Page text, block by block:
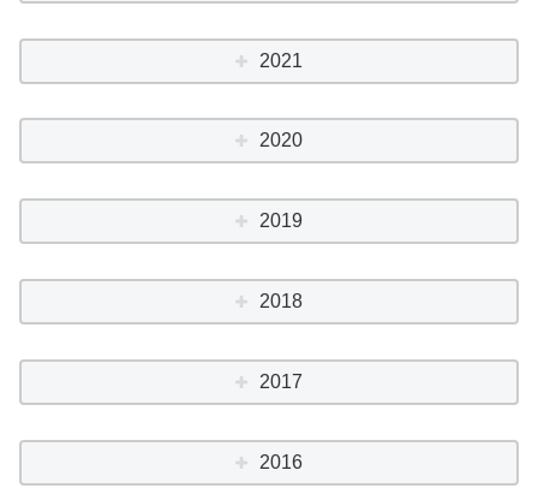
2021
2020
2019
2018
2017
2016